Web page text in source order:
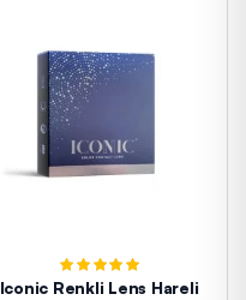
Iconic Renkli Lens Hareli